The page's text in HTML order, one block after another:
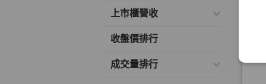
上市櫃營收
收盤價排行
成交量排行